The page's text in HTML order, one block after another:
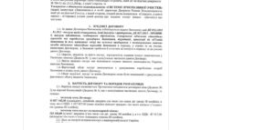
ОТОЧЕННЯ
МУСЄЄВА
ОТРИМАЛА 11
МІЛЬЙОНІВ
ГРИВЕНЬ НА
ПРИБИРАННЯ
ПІДЗЕМНИХ